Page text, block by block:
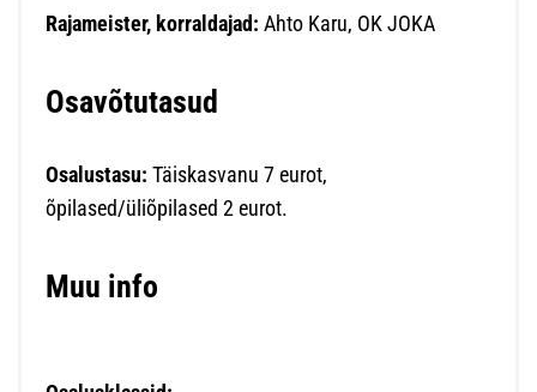
Rajameister, korraldajad: Ahto Karu, OK JOKA
Osavõtutasud
Osalustasu: Täiskasvanu 7 eurot,
õpilased/üliõpilased 2 eurot.
Muu info